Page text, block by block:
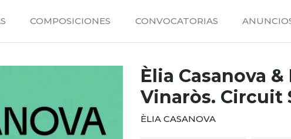
COMPOSICIONES CONVOCATORIAS
Èlia Casanova
Vinaròs. Circuit
ÈLIA CASANOVA